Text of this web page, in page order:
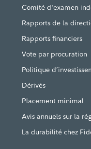
Comité d'examen
Rapports de la
Rapports financiers
Vote par procuration
Politique
Dérivés
Placement minimal
Avis annuels sur la
La durabilité chez